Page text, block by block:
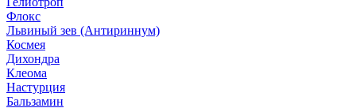
Флокс
Львиный зев (Антириннум)
Космея
Дихондра
Клеома
Настурция
Бальзамин